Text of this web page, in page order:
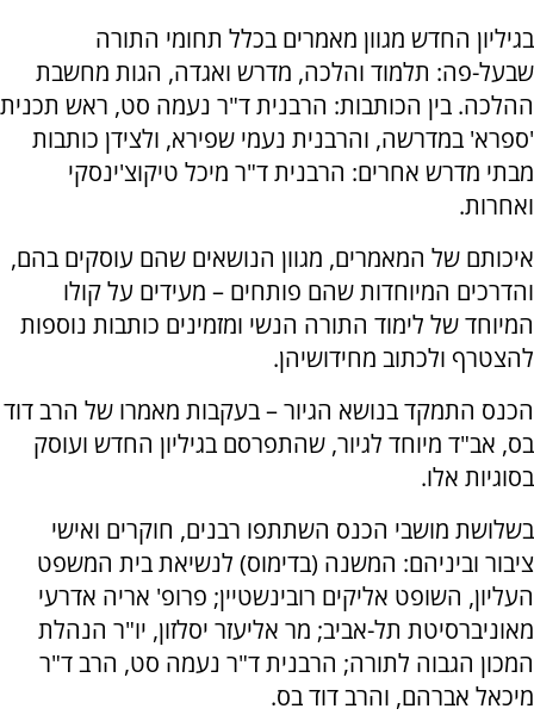
בגיליון החדש מגוון מאמרים בכלל תחומי התורה
שבעל-פה: תלמוד והלכה, מדרש ואגדה, הגות מחשבת
ההלכה. בין הכותבות: הרבנית ד"ר נעמה סט, ראש תכנית
'ספרא' במדרשה, והרבנית נעמי שפירא, ולצידן כותבות
מבתי מדרש אחרים: הרבנית ד"ר מיכל טיקוצ'ינסקי
ואחרות.
איכותם של המאמרים, מגוון הנושאים שהם עוסקים בהם,
והדרכים המיוחדות שהם פותחים – מעידים על קולו
המיוחד של לימוד התורה הנשי ומזמינים כותבות נוספות
להצטרף ולכתוב מחידושיהן.
הכנס התמקד בנושא הגיור – בעקבות מאמרו של הרב דוד
בס, אב"ד מיוחד לגיור, שהתפרסם בגיליון החדש ועוסק
בסוגיות אלו.
בשלושת מושבי הכנס השתתפו רבנים, חוקרים ואישי
ציבור וביניהם: המשנה (בדימוס) לנשיאת בית המשפט
העליון, השופט אליקים רובינשטיין; פרופ' אריה אדרעי
מאוניברסיטת תל-אביב; מר אליעזר יסלזון, יו"ר הנהלת
המכון הגבוה לתורה; הרבנית ד"ר נעמה סט, הרב ד"ר
מיכאל אברהם, והרב דוד בס.